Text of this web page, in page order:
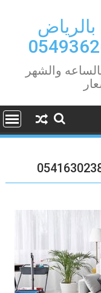
بالرياض
والشهر